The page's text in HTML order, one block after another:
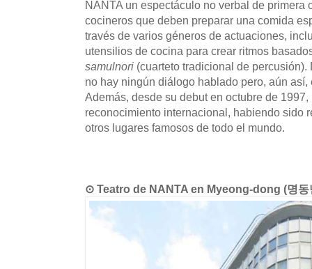
NANTA un espectáculo no verbal de primera
cocineros que deben preparar una comida
través de varios géneros de actuaciones,
utensilios de cocina para crear ritmos
samulnori (cuarteto tradicional de
no hay ningún diálogo hablado pero, aún
Además, desde su debut en octubre de
reconocimiento internacional, habiendo sido
otros lugares famosos de todo el mundo.
⊙ Teatro de NANTA en Myeong-dong (명동